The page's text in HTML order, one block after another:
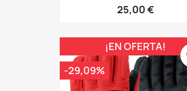
25,00 €
¡EN OFERTA!
-29,09%